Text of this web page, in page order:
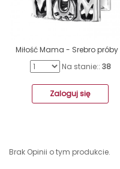
Na stanie:: 38
Zaloguj się
Brak Opinii o tym produkcie.